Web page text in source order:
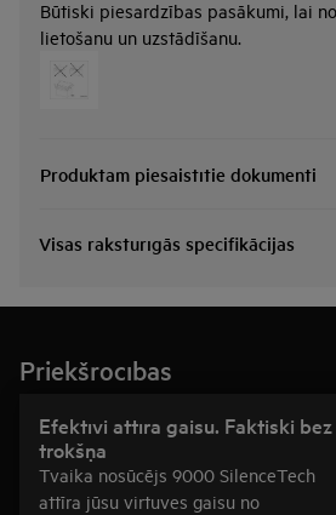
Būtiski piesardzības pasākumi, lai
lietošanu un uzstādīšanu.
Produktam piesaistītie dokumenti
Visas raksturīgās specifikācijas
Priekšrocības
Efektīvi attīra gaisu. Faktiski bez
trokšņa
Tvaika nosūcējs 9000 SilenceTech
attīra jūsu virtuves gaisu no